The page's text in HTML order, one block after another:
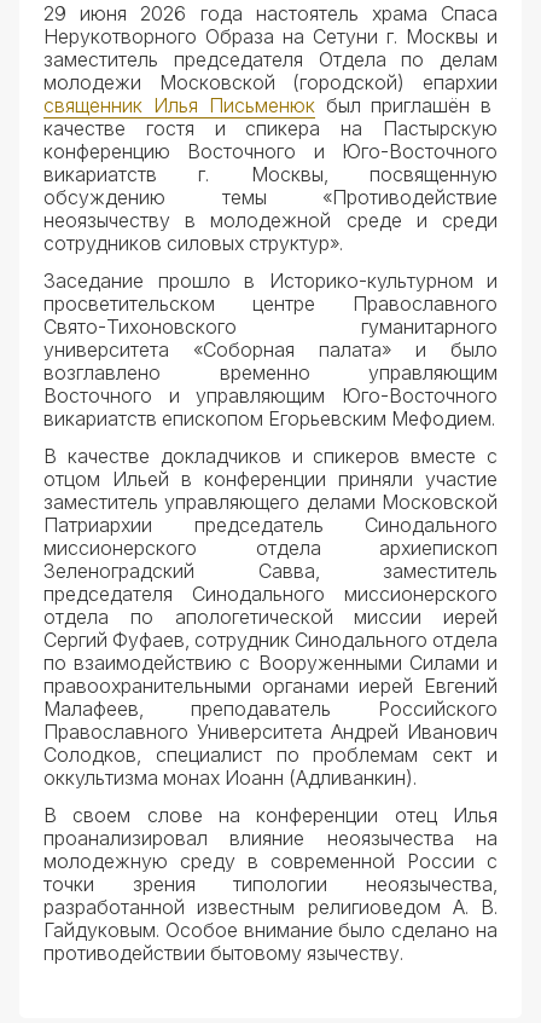
29 июня 2026 года настоятель храма Спаса
Нерукотворного Образа на Сетуни г. Москвы и
заместитель председателя Отдела по делам
молодежи Московской (городской) епархии
священник Илья Письменюкбыл приглашён в
качестве гостя и спикера на Пастырскую
конференцию Восточного и Юго-Восточного
викариатств г. Москвы, посвященную
обсуждению темы «Противодействие
неоязычеству в молодежной среде и среди
сотрудников силовых структур».
Заседание прошло в Историко-культурном и
просветительском центре Православного
Свято-Тихоновского гуманитарного
университета «Соборная палата» и было
возглавлено временно управляющим
Восточного и управляющим Юго-Восточного
викариатств епископом Егорьевским Мефодием.
В качестве докладчиков и спикеров вместе с
отцом Ильей в конференции приняли участие
заместитель управляющего делами Московской
Патриархии председатель Синодального
миссионерского отдела архиепископ
Зеленоградский Савва, заместитель
председателя Синодального миссионерского
отдела по апологетической миссии иерей
Сергий Фуфаев, сотрудник Синодального отдела
по взаимодействию с Вооруженными Силами и
правоохранительными органами иерей Евгений
Малафеев, преподаватель Российского
Православного Университета Андрей Иванович
Солодков, специалист по проблемам сект и
оккультизма монах Иоанн (Адливанкин).
В своем слове на конференции отец Илья
проанализировал влияние неоязычества на
молодежную среду в современной России с
точки зрения типологии неоязычества,
разработанной известным религиоведом А. В.
Гайдуковым. Особое внимание было сделано на
противодействии бытовому язычеству.